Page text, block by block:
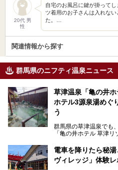
20代 男
性
自宅のお風呂に鍵が掛って
ツ着用のお子さんは入れな
た。…
関連情報から探す
群馬県のニフティ温泉ニュース
草津温泉「亀の井
ホテル3源泉湯めぐ
う
群馬県の草津温泉でも
「亀の井ホテル 草津
ロビーや客室が綺麗に
ッフェも人気！アクセ
温泉にある姉妹ホテル
電車を降りたら秘
ヴィレッジ」体験レ